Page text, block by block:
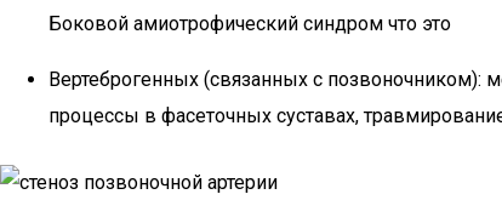
Боковой амиотрофический синдром что это
Вертеброгенных (связанных с
процессы в фасеточных суставах,